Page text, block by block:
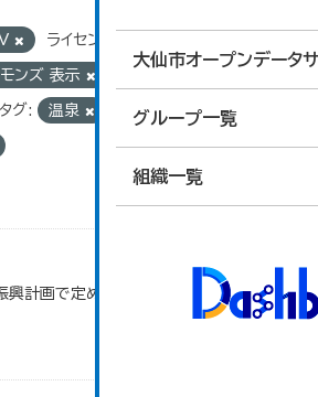
大仙市オープンデータ
グループ一覧
組織一覧
ライセンス:
モンズ 表示
タグ: 温泉 グループ:
興計画で定めた、主要観光施設を掲